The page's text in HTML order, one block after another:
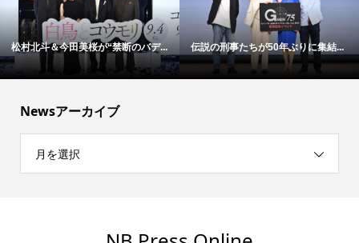
松村北斗＆今田美桜が“禁断のバデ... 伝説の刑事たちが50年ぶりに集結...
Newsアーカイブ
月を選択